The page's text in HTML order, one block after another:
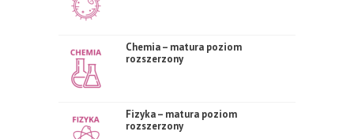
Chemia – matura poziom
rozszerzony
Fizyka – matura poziom
rozszerzony